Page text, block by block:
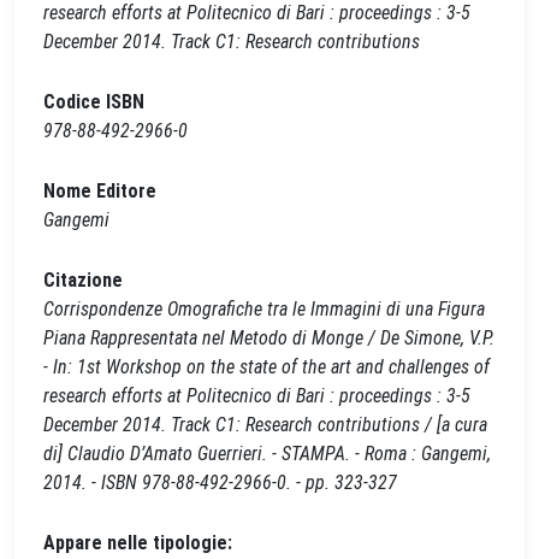
research efforts at Politecnico di Bari : proceedings : 3-5
December 2014. Track C1: Research contributions
Codice ISBN
978-88-492-2966-0
Nome Editore
Gangemi
Citazione
Corrispondenze Omografiche tra le Immagini di una Figura
Piana Rappresentata nel Metodo di Monge / De Simone, V.P.
- In: 1st Workshop on the state of the art and challenges of
research efforts at Politecnico di Bari : proceedings : 3-5
December 2014. Track C1: Research contributions / [a cura
di] Claudio D’Amato Guerrieri. - STAMPA. - Roma : Gangemi,
2014. - ISBN 978-88-492-2966-0. - pp. 323-327
Appare nelle tipologie: